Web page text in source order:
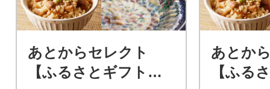
あとからセレクト
【ふるさとギフト】1
あとか
【ふる